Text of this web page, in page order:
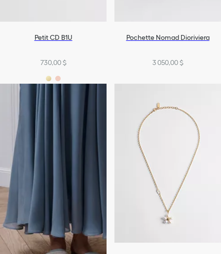
Petit CD B1U
730,00 $
Pochette Nomad Dioriviera
3 050,00 $